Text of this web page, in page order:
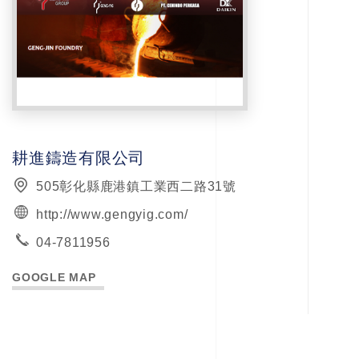
耕進鑄造有限公司
505彰化縣鹿港鎮工業西二路31號
http://www.gengyig.com/
04-7811956
GOOGLE MAP